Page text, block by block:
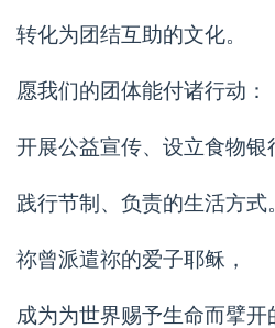
转化为团结互助的文化。
愿我们的团体能付诸行动：
开展公益宣传、设立食物银
践行节制、负责的生活方式
祢曾派遣祢的爱子耶稣，
成为为世界赐予生命而擘开